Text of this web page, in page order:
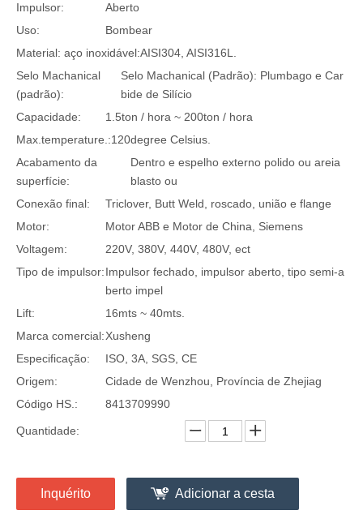
Impulsor:
Aberto
Uso:
Bombear
Material: aço inoxidável:AISI304, AISI316L.
Selo Machanical
(padrão):
Selo Machanical (Padrão): Plumbago e Car
bide de Silício
Capacidade:
1.5ton / hora ~ 200ton / hora
Max.temperature.:120degree Celsius.
Acabamento da
superfície:
Dentro e espelho externo polido ou areia
blasto ou
Conexão final:
Triclover, Butt Weld, roscado, união e flange
Motor:
Motor ABB e Motor de China, Siemens
Voltagem:
220V, 380V, 440V, 480V, ect
Tipo de impulsor:Impulsor fechado, impulsor aberto, tipo semi-a
berto impel
Lift:
16mts ~ 40mts.
Marca comercial:Xusheng
Especificação:
ISO, 3A, SGS, CE
Origem:
Cidade de Wenzhou, Província de Zhejiag
Código HS.:
8413709990
Quantidade:
Inquérito Adicionar a cesta